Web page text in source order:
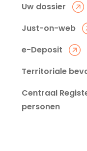
Uw dossier
Just-on-web
e-Deposit
Territoriale
Centraal
personen